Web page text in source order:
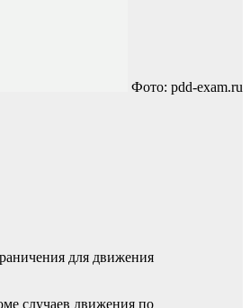
Фото: pdd-exam.ru
для движения
случаев движения по